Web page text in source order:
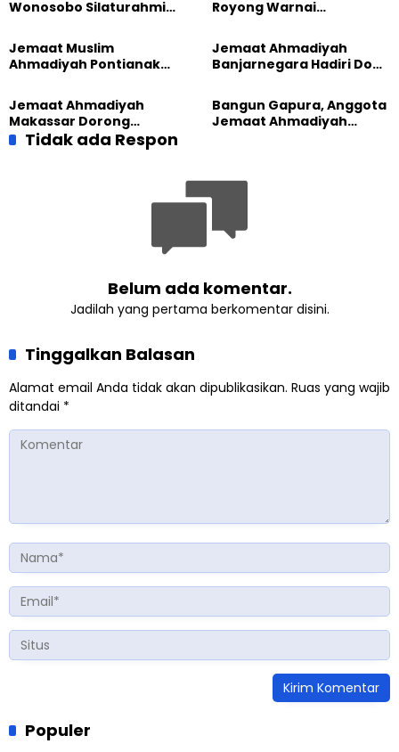
Wonosobo Silaturahmi
GPdI Eben Haezer
Royong Warnai
Masjid di Jemaat
Ahmadiyah Sukapura
Jemaat Muslim
Ahmadiyah Pontianak
Perkuat Kolaborasi Sosial
Jemaat Ahmadiyah
Banjarnegara Hadiri Doa
Jemaat Ahmadiyah
Makassar Dorong
Kesadaran Lingkungan
Lewat Edukasi Ekoteologi
Bangun Gapura, Anggota
Jemaat Ahmadiyah
Tidak ada Respon
Belum ada komentar.
Jadilah yang pertama berkomentar disini.
Tinggalkan Balasan
Alamat email Anda tidak akan dipublikasikan. Ruas yang wajib
ditandai *
Populer